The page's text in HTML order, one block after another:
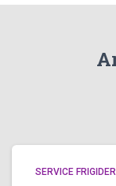
SERVICE